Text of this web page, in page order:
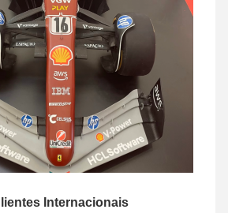
Internacionais